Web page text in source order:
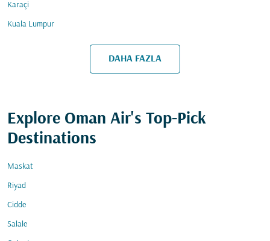
Karaçi
Kuala Lumpur
DAHA FAZLA
Explore Oman Air's Top-Pick
Destinations
Maskat
Riyad
Cidde
Salale